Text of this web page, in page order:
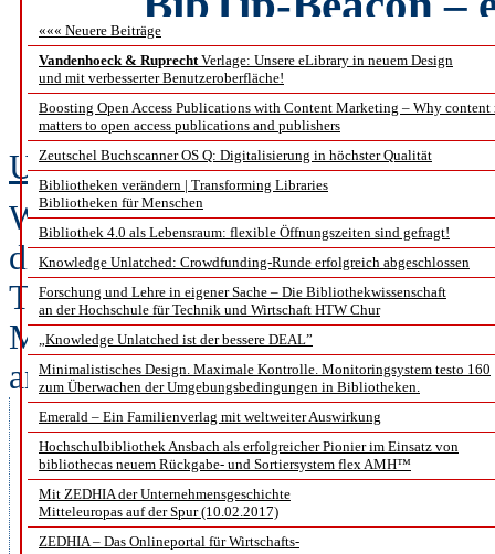
««« Neuere Beiträge
Vandenhoeck & RuprechtVerlage: Unsere eLibrary in neuem Design
und mit verbesserter Benutzeroberfläche!
Boosting Open Access Publications with Content Marketing – Why content
matters to open access publications and publishers
Zeutschel Buchscanner OS Q: Digitalisierung in höchster Qualität
Bibliotheken verändern | Transforming Libraries
Bibliotheken für Menschen
Bibliothek 4.0 als Lebensraum: flexible Öffnungszeiten sind gefragt!
Knowledge Unlatched: Crowdfunding-Runde erfolgreich abgeschlossen
Forschung und Lehre in eigener Sache – Die Bibliothekwissenschaft
an der Hochschule für Technik und Wirtschaft HTW Chur
„Knowledge Unlatched ist der bessere DEAL”
Minimalistisches Design. Maximale Kontrolle. Monitoringsystem testo 160
zum Überwachen der Umgebungsbedingungen in Bibliotheken.
Emerald – Ein Familienverlag mit weltweiter Auswirkung
Hochschulbibliothek Ansbach als erfolgreicher Pionier im Einsatz von
bibliothecas neuem Rückgabe- und Sortiersystem flex AMH™
Mit ZEDHIA der Unternehmensgeschichte
Mitteleuropas auf der Spur (10.02.2017)
ZEDHIA – Das Onlineportal für Wirtschafts-
an der
Uwe Dierolf, Marcus Spiering
Wie viele andere
die KIT-Bibliothek als die
Technologie (KIT) verschiedene
Meldungen, Hinweise auf
andere Schulungen, die im
zeitnah zu übermitteln. Gerade
die sozialen Medien
praktizierten Vorgehensweisen